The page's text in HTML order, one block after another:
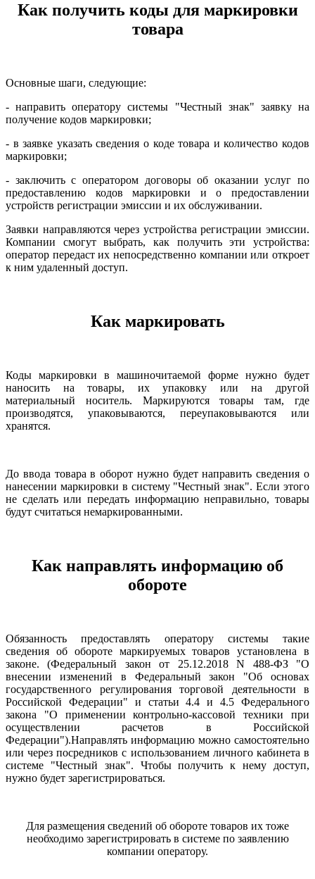
Как получить коды для маркировки
товара
Основные шаги, следующие:
- направить оператору системы "Честный знак" заявку на
получение кодов маркировки;
- в заявке указать сведения о коде товара и количество кодов
маркировки;
- заключить с оператором договоры об оказании услуг по
предоставлению кодов маркировки и о предоставлении
устройств регистрации эмиссии и их обслуживании.
Заявки направляются через устройства регистрации эмиссии.
Компании смогут выбрать, как получить эти устройства:
оператор передаст их непосредственно компании или откроет
к ним удаленный доступ.
Как маркировать
Коды маркировки в машиночитаемой форме нужно будет
наносить на товары, их упаковку или на другой
материальный носитель. Маркируются товары там, где
производятся, упаковываются, переупаковываются или
хранятся.
До ввода товара в оборот нужно будет направить сведения о
нанесении маркировки в систему "Честный знак". Если этого
не сделать или передать информацию неправильно, товары
будут считаться немаркированными.
Как направлять информацию об
обороте
Обязанность предоставлять оператору системы такие
сведения об обороте маркируемых товаров установлена в
законе. (Федеральный закон от 25.12.2018 N 488-ФЗ "О
внесении изменений в Федеральный закон "Об основах
государственного регулирования торговой деятельности в
Российской Федерации" и статьи 4.4 и 4.5 Федерального
закона "О применении контрольно-кассовой техники при
осуществлении расчетов в Российской
Федерации").Направлять информацию можно самостоятельно
или через посредников с использованием личного кабинета в
системе "Честный знак". Чтобы получить к нему доступ,
нужно будет зарегистрироваться.
Для размещения сведений об обороте товаров их тоже
необходимо зарегистрировать в системе по заявлению
компании оператору.